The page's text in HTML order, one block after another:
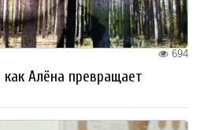
694
как Алёна превращает